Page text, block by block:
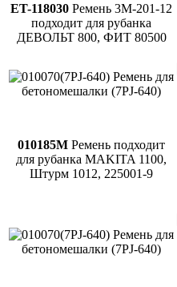
ET-118030 Ремень 3M-201-12
подходит для рубанка
ДЕВОЛЬТ 800, ФИТ 80500
010185M Ремень подходит
для рубанка MAKITA 1100,
Штурм 1012, 225001-9